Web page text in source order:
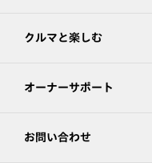
クルマと楽しむ
オーナーサポート
お問い合わせ